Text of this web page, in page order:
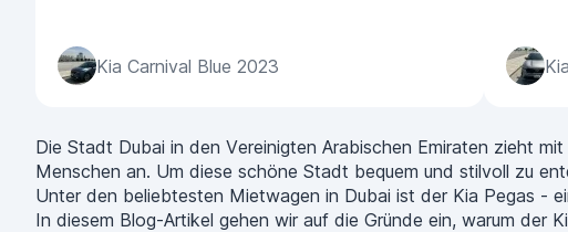
Kia Carnival Blue 2023
Die Stadt Dubai in den Vereinigten Arabischen Emiraten zieht
Menschen an. Um diese schöne Stadt bequem und stilvoll zu
Unter den beliebtesten Mietwagen in Dubai ist der Kia Pegas -
In diesem Blog-Artikel gehen wir auf die Gründe ein, warum der